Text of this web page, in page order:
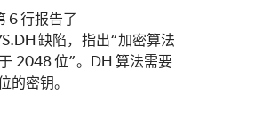
6 行报告了
缺陷，指出“加密算法
2048 位”。DH 算法需要
的密钥。